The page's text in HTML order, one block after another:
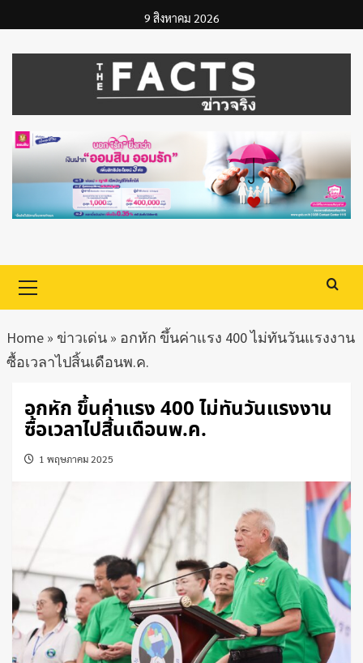
to
content
9 สิงหาคม 2026
Menu
Home» ข่าวเด่น» อกหัก ขึ้นค่าแรง 400 ไม่ทันวันแรงงาน
ซื้อเวลาไปสิ้นเดือนพ.ค.
อกหัก ขึ้นค่าแรง 400 ไม่ทันวันแรงงาน
ซื้อเวลาไปสิ้นเดือนพ.ค.
1 พฤษภาคม 2025